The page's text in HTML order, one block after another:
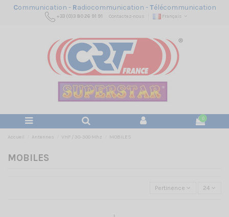
Communication - Radiocommunication -Télécommunication
+33 (0)3 80 26 91 91 Contactez-nous Français
0
Accueil Antennes VHF / 30-300 Mhz MOBILES
MOBILES
Pertinence 24